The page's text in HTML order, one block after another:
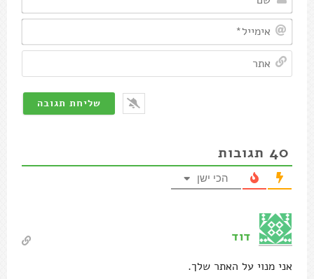
40 תגובות
הכי ישן
דוד
אני מנוי על האתר שלך.